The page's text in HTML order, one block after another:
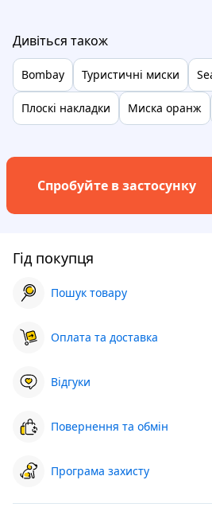
Дивіться також
Bombay Туристичні миски
Плоскі накладки Миска оранж
Спробуйте в застосунку
Гід покупця
Пошук товару
Оплата та доставка
Відгуки
Повернення та обмін
Програма захисту